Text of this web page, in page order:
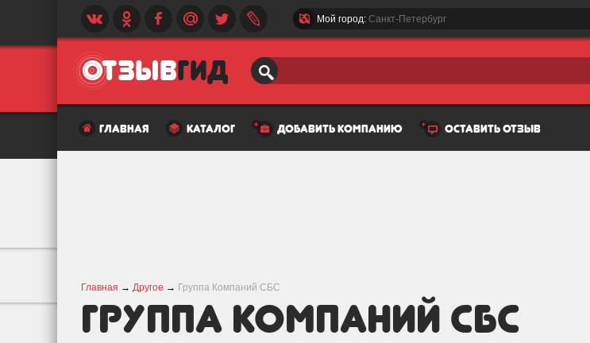
Мой город: Санкт-Петербург
главная каталог добавить компанию оставить отзыв
Главная → Другое → Группа Компаний СБС
Группа Компаний СБС